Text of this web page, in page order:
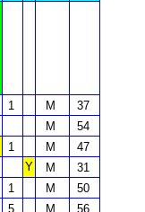
1 M
37
M
54
1 M
47
Y M
31
1 M
50
5 M
56